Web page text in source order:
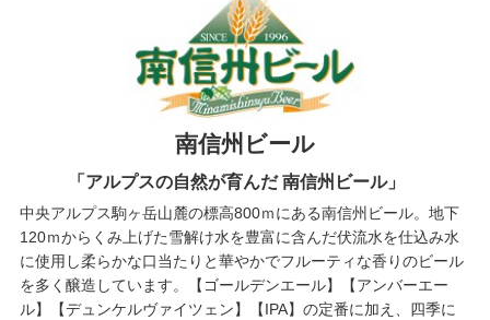
南信州ビール
「アルプスの自然が育んだ 南信州ビール」
中央アルプス駒ヶ岳山麓の標高800ｍにある南信州ビール。地下
120ｍからくみ上げた雪解け水を豊富に含んだ伏流水を仕込み水
に使用し柔らかな口当たりと華やかでフルーティな香りのビール
を多く醸造しています。【ゴールデンエール】【アンバーエー
ル】【デュンケルヴァイツェン】【IPA】の定番に加え、四季に